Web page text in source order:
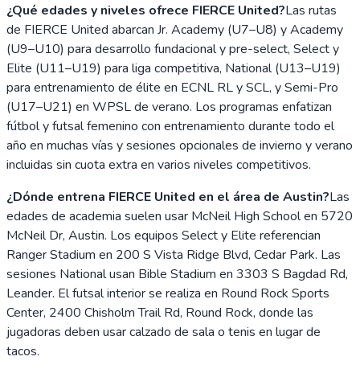
¿Qué edades y niveles ofrece FIERCE United?Las rutas
de FIERCE United abarcan Jr. Academy (U7–U8) y Academy
(U9–U10) para desarrollo fundacional y pre-select, Select y
Elite (U11–U19) para liga competitiva, National (U13–U19)
para entrenamiento de élite en ECNL RL y SCL, y Semi-Pro
(U17–U21) en WPSL de verano. Los programas enfatizan
fútbol y futsal femenino con entrenamiento durante todo el
año en muchas vías y sesiones opcionales de invierno y verano
incluidas sin cuota extra en varios niveles competitivos.
¿Dónde entrena FIERCE United en el área de Austin?Las
edades de academia suelen usar McNeil High School en 5720
McNeil Dr, Austin. Los equipos Select y Elite referencian
Ranger Stadium en 200 S Vista Ridge Blvd, Cedar Park. Las
sesiones National usan Bible Stadium en 3303 S Bagdad Rd,
Leander. El futsal interior se realiza en Round Rock Sports
Center, 2400 Chisholm Trail Rd, Round Rock, donde las
jugadoras deben usar calzado de sala o tenis en lugar de
tacos.